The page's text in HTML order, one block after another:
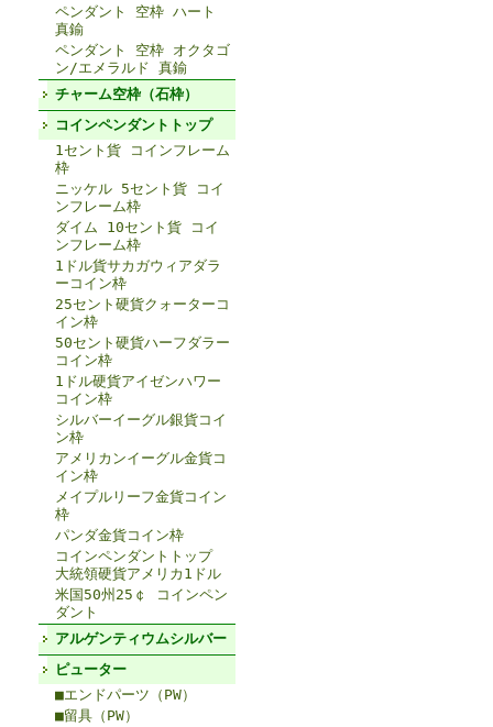
ペンダント 空枠 ハート
真鍮
ペンダント 空枠 オクタゴ
ン/エメラルド 真鍮
チャーム空枠（石枠）
コインペンダントトップ
1セント貨 コインフレーム
枠
ニッケル 5セント貨 コイ
ンフレーム枠
ダイム 10セント貨 コイ
ンフレーム枠
1ドル貨サカガウィアダラ
ーコイン枠
25セント硬貨クォーターコ
イン枠
50セント硬貨ハーフダラー
コイン枠
1ドル硬貨アイゼンハワー
コイン枠
シルバーイーグル銀貨コイ
ン枠
アメリカンイーグル金貨コ
イン枠
メイプルリーフ金貨コイン
枠
パンダ金貨コイン枠
コインペンダントトップ
大統領硬貨アメリカ1ドル
米国50州25￠ コインペン
ダント
アルゲンティウムシルバー
ピューター
■エンドパーツ（PW）
■留具（PW）